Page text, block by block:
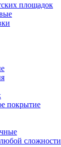
площадок
покрытие
сложности